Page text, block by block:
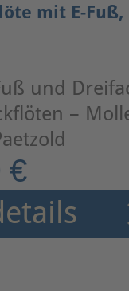
mit E-Fuß,
und
–
€